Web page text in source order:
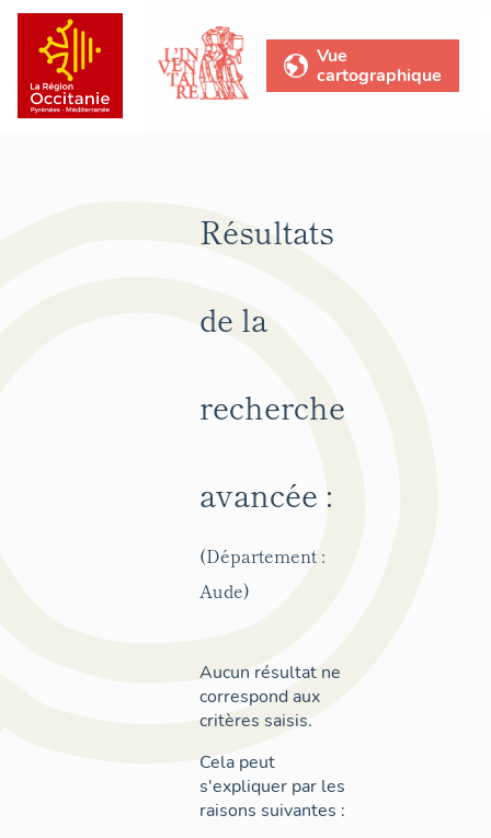
Vue
cartographique
Résultats
de la
recherche
avancée :
(Département :
Aude)
Aucun résultat ne
correspond aux
critères saisis.
Cela peut
s'expliquer par les
raisons suivantes :